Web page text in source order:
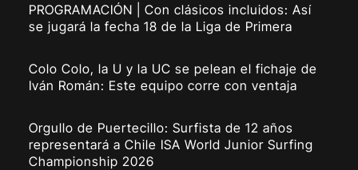
PROGRAMACIÓN | Con clásicos incluidos: Así
se jugará la fecha 18 de la Liga de Primera
Colo Colo, la U y la UC se pelean el fichaje de
Iván Román: Este equipo corre con ventaja
Orgullo de Puertecillo: Surfista de 12 años
representará a Chile ISA World Junior Surfing
Championship 2026